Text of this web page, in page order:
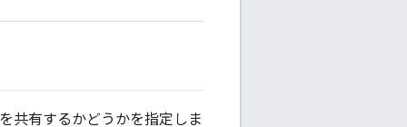
共有するかどうかを指定しま